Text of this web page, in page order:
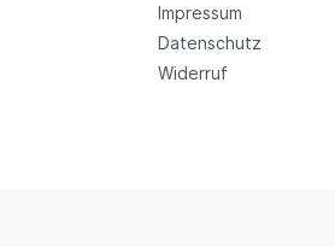
Impressum
Datenschutz
Widerruf